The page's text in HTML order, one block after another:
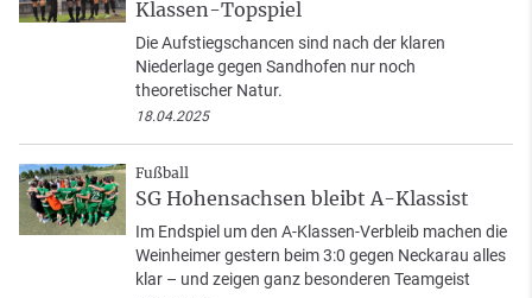
Klassen-Topspiel
Die Aufstiegschancen sind nach der klaren
Niederlage gegen Sandhofen nur noch
theoretischer Natur.
18.04.2025
Fußball
SG Hohensachsen bleibt A-Klassist
Im Endspiel um den A-Klassen-Verbleib machen die
Weinheimer gestern beim 3:0 gegen Neckarau alles
klar – und zeigen ganz besonderen Teamgeist